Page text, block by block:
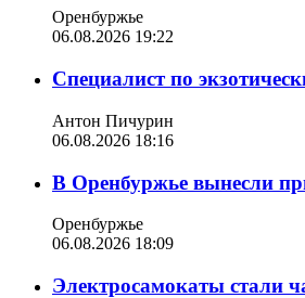
Оренбуржье
06.08.2026 19:22
Специалист по
Антон Пичурин
06.08.2026 18:16
В Оренбуржье вынесли
Оренбуржье
06.08.2026 18:09
Электросамокаты стали